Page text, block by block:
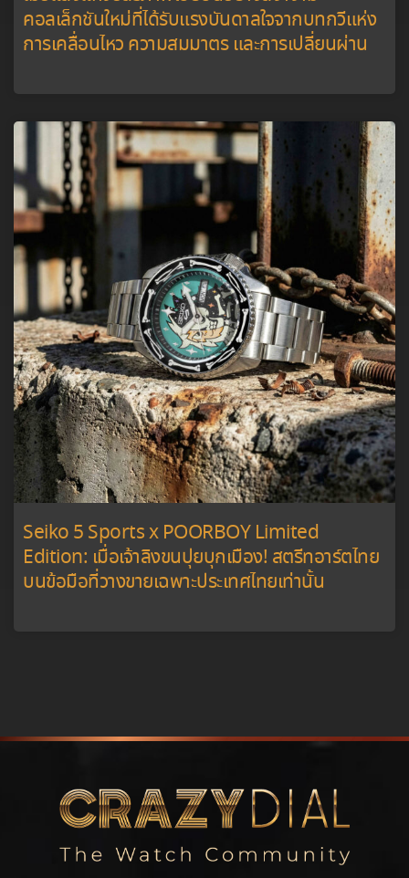
คอลเล็กชันใหม่ที่ได้รับแรงบันดาลใจจากบทกวีแห่ง
การเคลื่อนไหว ความสมมาตร และการเปลี่ยนผ่าน
Seiko 5 Sports x POORBOY Limited
Edition: เมื่อเจ้าลิงขนปุยบุกเมือง! สตรีทอาร์ตไทย
บนข้อมือที่วางขายเฉพาะประเทศไทยเท่านั้น